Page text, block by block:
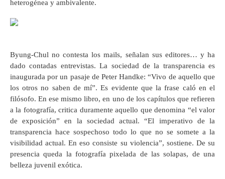
heterogénea y ambivalente.
Byung-Chul no contesta los mails, señalan sus editores… y ha
dado contadas entrevistas. La sociedad de la transparencia es
inaugurada por un pasaje de Peter Handke: “Vivo de aquello que
los otros no saben de mí”. Es evidente que la frase caló en el
filósofo. En ese mismo libro, en uno de los capítulos que refieren
a la fotografía, critica duramente aquello que denomina “el valor
de exposición” en la sociedad actual. “El imperativo de la
transparencia hace sospechoso todo lo que no se somete a la
visibilidad actual. En eso consiste su violencia”, sostiene. De su
presencia queda la fotografía pixelada de las solapas, de una
belleza juvenil exótica.